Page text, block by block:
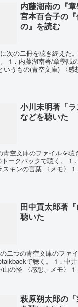
内藤湖南の『
宮本百合子の
の』を読む
次の二冊を聴き終えた
1．内藤湖南著/章學誠
いうもの(青空文庫) 〈感
小川未明著「ラ
などを聴いた
青空文庫のファイルを聴
ークバックで聴く。 1
キンの言葉 〈メモ〉 1
田中貢太郎著
聴いた
二つの青空文庫のファイ
で聴く。 1．中
山の怪 〈感想、メモ〉 1
萩原朔太郎の